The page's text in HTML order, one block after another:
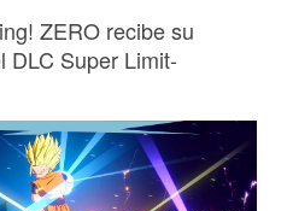
ZERO recibe su
DLC Super Limit-